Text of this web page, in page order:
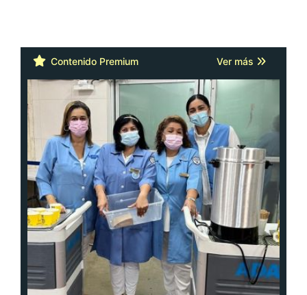
Contenido Premium Ver más